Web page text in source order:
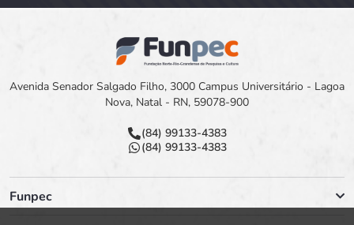
Avenida Senador Salgado Filho, 3000 Campus Universitário - Lagoa
Nova, Natal - RN, 59078-900
(84) 99133-4383
(84) 99133-4383
Funpec